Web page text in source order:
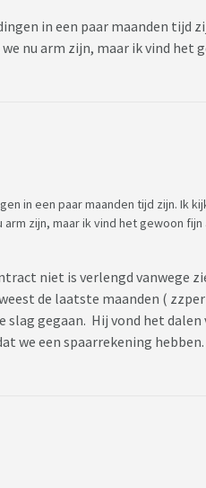
in een paar maanden tijd
nu arm zijn, maar ik vind het
in een paar maanden tijd zijn. Ik
zijn, maar ik vind het gewoon fijn
niet is verlengd vanwege
de laatste maanden ( zzper
slag gegaan. Hij vond het dalen
we een spaarrekening hebben.